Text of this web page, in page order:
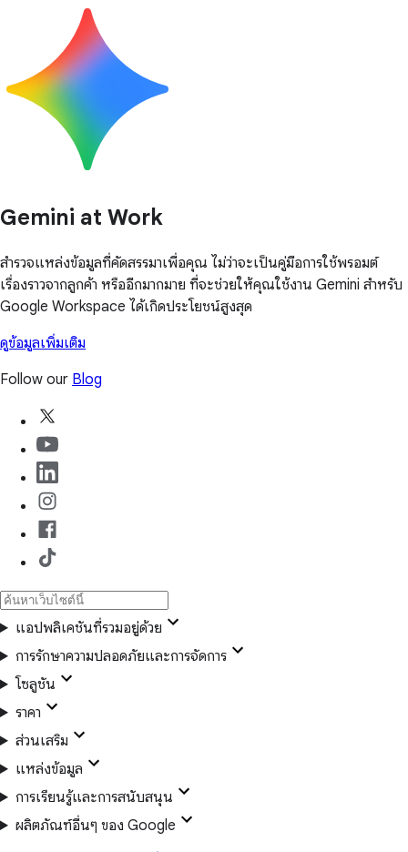
Gemini at Work
สำรวจแหล่งข้อมูลที่คัดสรรมาเพื่อคุณ ไม่ว่าจะเป็นคู่มือการใช้พรอมต์
เรื่องราวจากลูกค้า หรืออีกมากมาย ที่จะช่วยให้คุณใช้งาน Gemini สำหรับ
Google Workspace ได้เกิดประโยชน์สูงสุด
ดูข้อมูลเพิ่มเติม
Follow our Blog
แอปพลิเคชันที่รวมอยู่ด้วย
การรักษาความปลอดภัยและการจัดการ
โซลูชัน
ราคา
ส่วนเสริม
แหล่งข้อมูล
การเรียนรู้และการสนับสนุน
ผลิตภัณฑ์อื่นๆ ของ Google